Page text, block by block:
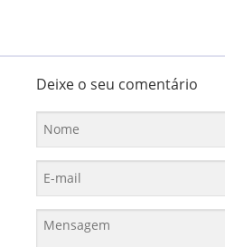
Deixe o seu comentário